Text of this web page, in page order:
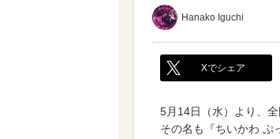
Hanako Iguchi
Xでシェア
5月14日（水）より、
その名も『ちいかわ ぷ